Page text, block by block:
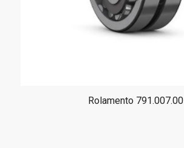
Rolamento 791.007.00